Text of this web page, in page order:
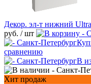
Декор. эл-т нижний
руб. / шт
сравнению
В
Хит продаж